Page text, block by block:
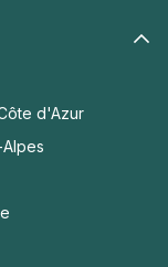
d'Azur